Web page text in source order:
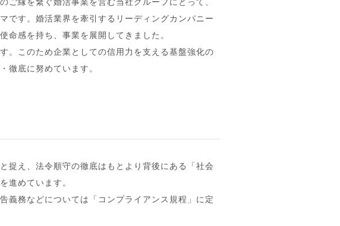
です。婚活業界を牽引するリーディングカンパニー
命感を持ち、事業を展開してきました。
。このため企業としての信用力を支える基盤強化の
徹底に努めています。
捉え、法令順守の徹底はもとより背後にある「社会
進めています。
義務などについては「コンプライアンス規程」に定